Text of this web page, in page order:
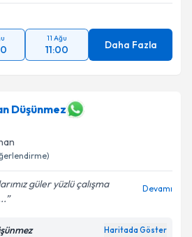
11 Ağu
11:00 Daha Fazla
Düşünmez
güler yüzlü çalışma
Devamı
Haritada Göster